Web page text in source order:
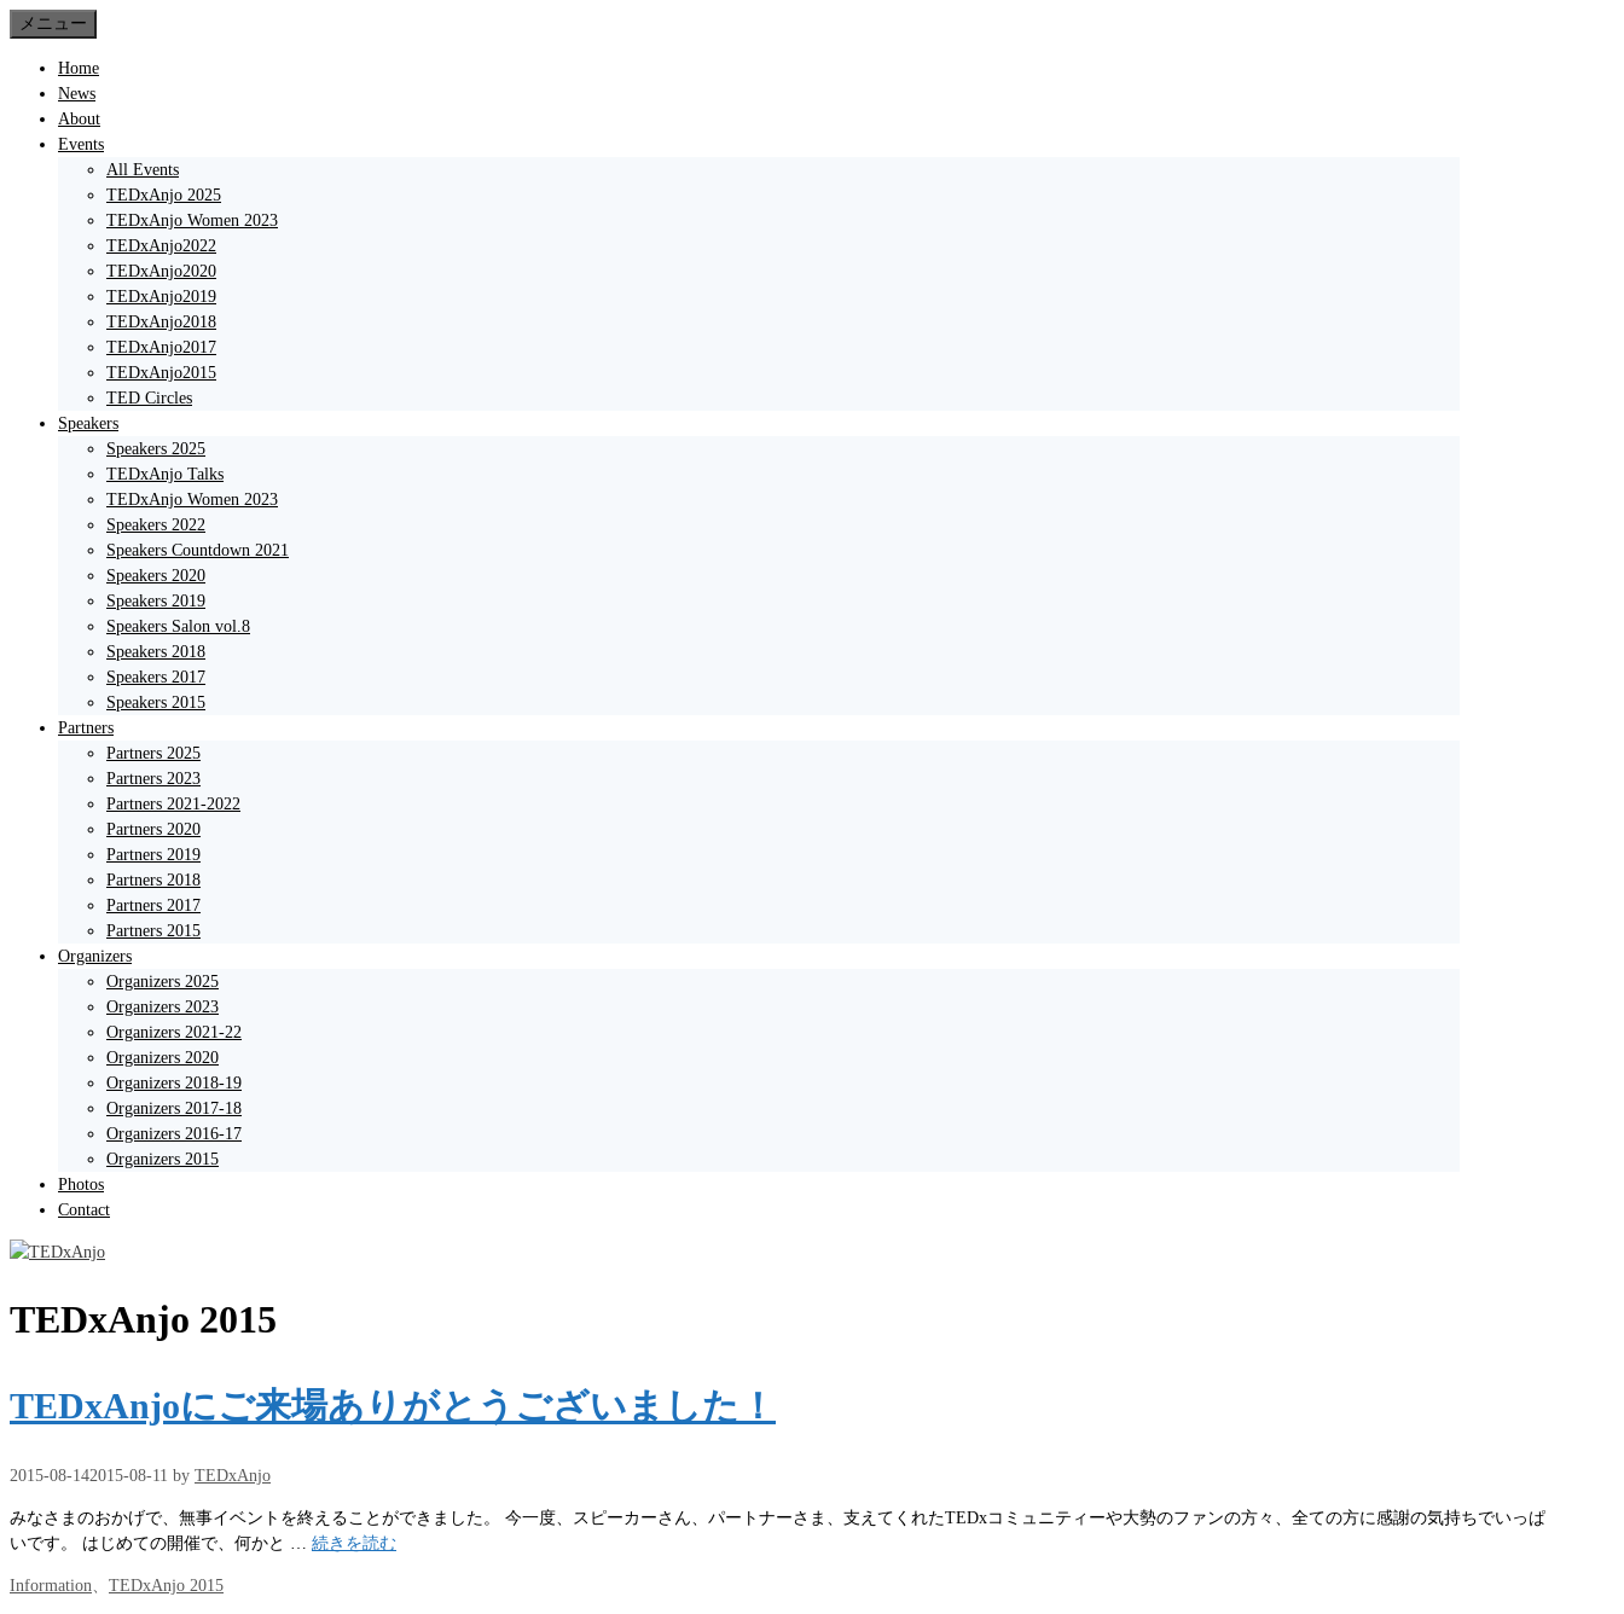
メニュー
Home
News
About
Events
All Events
TEDxAnjo 2025
TEDxAnjo Women 2023
TEDxAnjo2022
TEDxAnjo2020
TEDxAnjo2019
TEDxAnjo2018
TEDxAnjo2017
TEDxAnjo2015
TED Circles
Speakers
Speakers 2025
TEDxAnjo Talks
TEDxAnjo Women 2023
Speakers 2022
Speakers Countdown 2021
Speakers 2020
Speakers 2019
Speakers Salon vol.8
Speakers 2018
Speakers 2017
Speakers 2015
Partners
Partners 2025
Partners 2023
Partners 2021-2022
Partners 2020
Partners 2019
Partners 2018
Partners 2017
Partners 2015
Organizers
Organizers 2025
Organizers 2023
Organizers 2021-22
Organizers 2020
Organizers 2018-19
Organizers 2017-18
Organizers 2016-17
Organizers 2015
Photos
Contact
TEDxAnjo 2015
TEDxAnjoにご来場ありがとうございました！
2015-08-142015-08-11 by TEDxAnjo
みなさまのおかげで、無事イベントを終えることができました。 今一度、スピーカーさん、パートナーさま、支えてくれたTEDxコミュニティーや大勢のファンの方々、全ての方に感謝の気持ちでいっぱ
いです。 はじめての開催で、何かと … 続きを読む
カ
Information、 TEDxAnjo 2015